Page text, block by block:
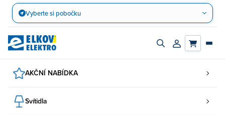
Přejít
obsah
Vyberte si pobočku
Zapnout/vypnout
Přihlásit/
AKČNÍ NABÍDKA
Svítidla